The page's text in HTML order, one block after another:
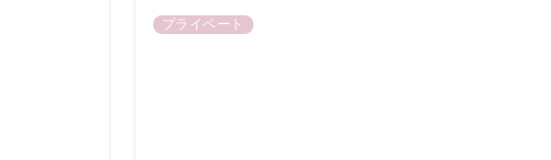
プライベート